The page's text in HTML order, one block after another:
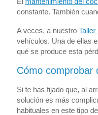
constante. También
A veces, a nuestro
vehículos. Una de ellas
qué se produce esta
Cómo comprobar
Si te has fijado que, al
solución es más
habituales en este tipo